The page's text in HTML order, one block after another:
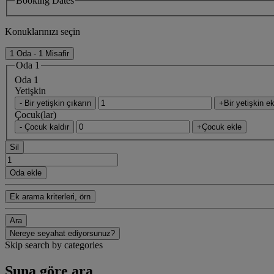
Konuklarınızı seçin
1 Oda - 1 Misafir
Oda 1
Oda 1
Yetişkin
- Bir yetişkin çıkarın +Bir yetişkin
Çocuk(lar)
- Çocuk kaldır +Çocuk ekle
Sil
Oda ekle
Ek arama kriterleri, örn
Ara
Nereye seyahat ediyorsunuz?
Skip search by categories